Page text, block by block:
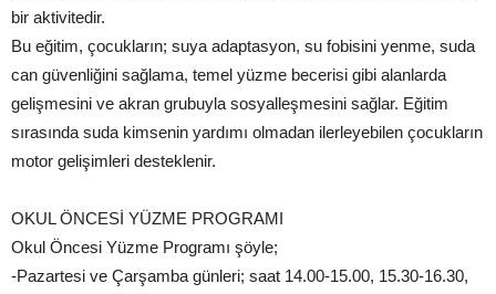
bir aktivitedir.
Bu eğitim, çocukların; suya adaptasyon, su fobisini yenme, suda
can güvenliğini sağlama, temel yüzme becerisi gibi alanlarda
gelişmesini ve akran grubuyla sosyalleşmesini sağlar. Eğitim
sırasında suda kimsenin yardımı olmadan ilerleyebilen çocukların
motor gelişimleri desteklenir.
OKUL ÖNCESİ YÜZME PROGRAMI
Okul Öncesi Yüzme Programı şöyle;
-Pazartesi ve Çarşamba günleri; saat 14.00-15.00, 15.30-16.30,